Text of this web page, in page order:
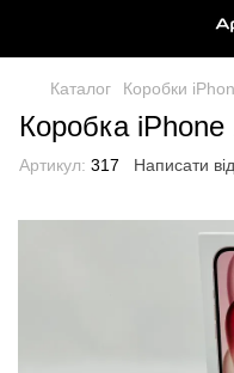
Каталог Коробки
Коробка iPhone
Артикул: 317 Написати